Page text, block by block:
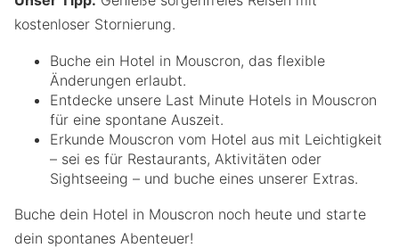
kostenloser Stornierung.
Buche ein Hotel in Mouscron, das flexible
Änderungen erlaubt.
Entdecke unsere Last Minute Hotels in Mouscron
für eine spontane Auszeit.
Erkunde Mouscron vom Hotel aus mit Leichtigkeit
– sei es für Restaurants, Aktivitäten oder
Sightseeing – und buche eines unserer Extras.
Buche dein Hotel in Mouscron noch heute und starte
dein spontanes Abenteuer!